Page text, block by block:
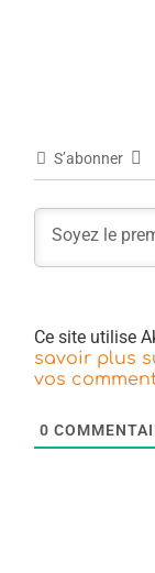
S’abonner
Ce site utilise
savoir plus
vos
0